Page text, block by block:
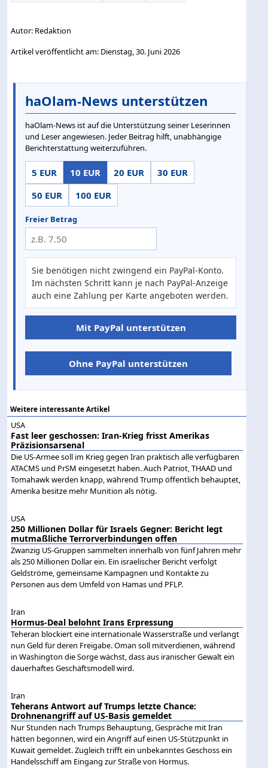
Autor: Redaktion
Artikel veröffentlicht am: Dienstag, 30. Juni 2026
haOlam-News unterstützen
haOlam-News ist auf die Unterstützung seiner Leserinnen
und Leser angewiesen. Jeder Beitrag hilft, unabhängige
Berichterstattung weiterzuführen.
5 EUR 10 EUR 20 EUR
30 EUR
50 EUR
100 EUR
Freier Betrag
Sie benötigen nicht zwingend ein PayPal-Konto.
Im nächsten Schritt kann je nach PayPal-Anzeige
auch eine Zahlung per Karte angeboten werden.
Mit PayPal unterstützen
Ohne PayPal unterstützen
Weitere interessante Artikel
USA
Fast leer geschossen: Iran-Krieg frisst Amerikas
Präzisionsarsenal
Die US-Armee soll im Krieg gegen Iran praktisch alle verfügbaren
ATACMS und PrSM eingesetzt haben. Auch Patriot, THAAD und
Tomahawk werden knapp, während Trump öffentlich behauptet,
Amerika besitze mehr Munition als nötig.
USA
250 Millionen Dollar für Israels Gegner: Bericht legt
mutmaßliche Terrorverbindungen offen
Zwanzig US-Gruppen sammelten innerhalb von fünf Jahren mehr
als 250 Millionen Dollar ein. Ein israelischer Bericht verfolgt
Geldströme, gemeinsame Kampagnen und Kontakte zu
Personen aus dem Umfeld von Hamas und PFLP.
Iran
Hormus-Deal belohnt Irans Erpressung
Teheran blockiert eine internationale Wasserstraße und verlangt
nun Geld für deren Freigabe. Oman soll mitverdienen, während
in Washington die Sorge wächst, dass aus iranischer Gewalt ein
dauerhaftes Geschäftsmodell wird.
Iran
Teherans Antwort auf Trumps letzte Chance:
Drohnenangriff auf US-Basis gemeldet
Nur Stunden nach Trumps Behauptung, Gespräche mit Iran
hätten begonnen, wird ein Angriff auf einen US-Stützpunkt in
Kuwait gemeldet. Zugleich trifft ein unbekanntes Geschoss ein
Handelsschiff am Eingang zur Straße von Hormus.